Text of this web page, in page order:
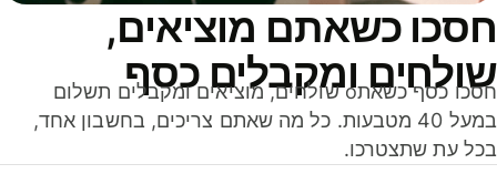
כשאתם מוציאים,
ומקבלים כסף
חסכו כסף כשאתo שולחים, מוציאים ומקבלים תשלום
במעל 40 מטבעות. כל מה שאתם צריכים, בחשבון אחד,
עת שתצטרכו.